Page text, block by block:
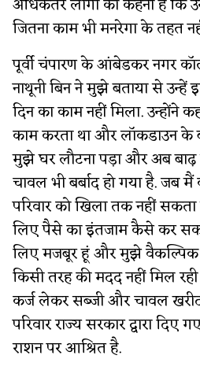
जितना काम भी मनरेगा के तहत
पूर्वी चंपारण के आंबेडकर नगर
नाथूनी बिन ने मुझे बताया से
दिन का काम नहीं मिला. उन्होंने
काम करता था और लॉकडाउन के
मुझे घर लौटना पड़ा और अब
चावल भी बर्बाद हो गया है. जब
परिवार को खिला तक नहीं
लिए पैसे का इंतजाम कैसे कर
लिए मजबूर हूं और मुझे वैकल्पिक
किसी तरह की मदद नहीं मिल
कर्ज लेकर सब्जी और चावल
परिवार राज्य सरकार द्वारा
राशन पर आश्रित है.